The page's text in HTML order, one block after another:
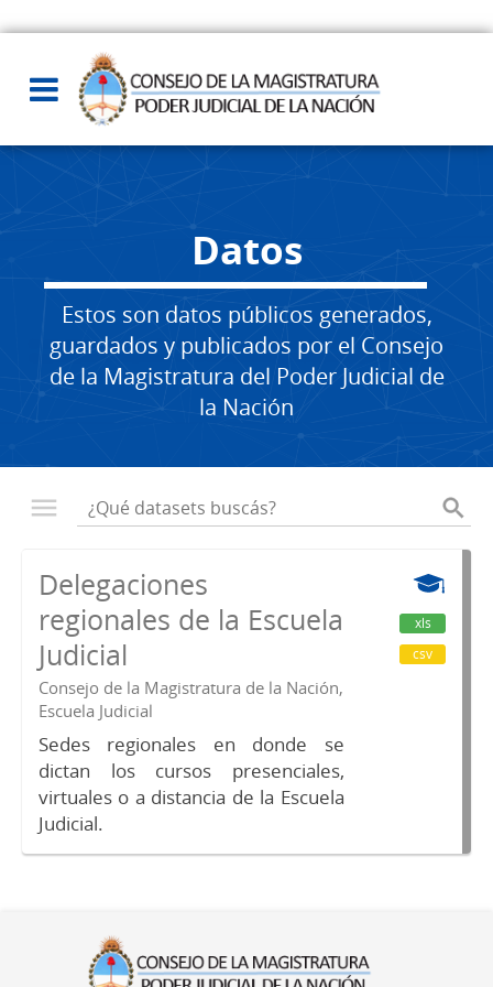
Datos
Estos son datos públicos generados,
guardados y publicados por el Consejo
de la Magistratura del Poder Judicial de
la Nación
Delegaciones
regionales de la Escuela
Judicial
Consejo de la Magistratura de la Nación,
Escuela Judicial
Sedes regionales en donde se
dictan los cursos presenciales,
virtuales o a distancia de la Escuela
Judicial.
xls
csv